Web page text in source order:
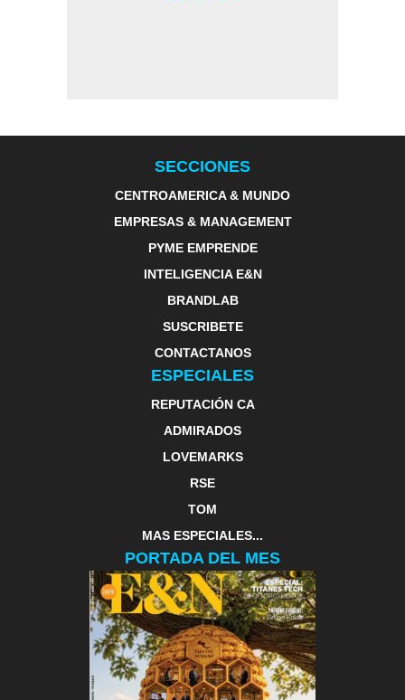
SECCIONES
CENTROAMERICA & MUNDO
EMPRESAS & MANAGEMENT
PYME EMPRENDE
INTELIGENCIA E&N
BRANDLAB
SUSCRIBETE
CONTACTANOS
ESPECIALES
REPUTACIÓN CA
ADMIRADOS
LOVEMARKS
RSE
TOM
MAS ESPECIALES...
PORTADA DEL MES